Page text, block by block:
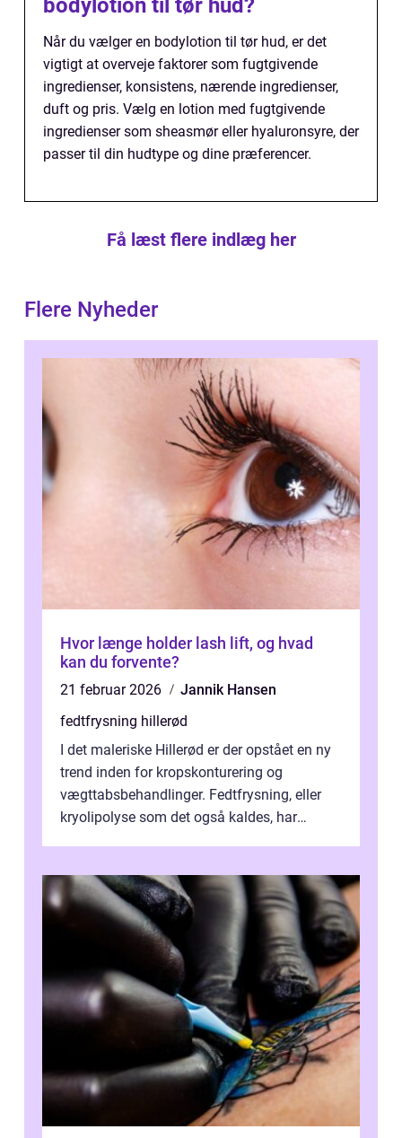
bodylotion til tør hud?
Når du vælger en bodylotion til tør hud, er det
vigtigt at overveje faktorer som fugtgivende
ingredienser, konsistens, nærende ingredienser,
duft og pris. Vælg en lotion med fugtgivende
ingredienser som sheasmør eller hyaluronsyre, der
passer til din hudtype og dine præferencer.
Få læst flere indlæg her
Flere Nyheder
Hvor længe holder lash lift, og hvad
kan du forvente?
21 februar 2026
Jannik Hansen
fedtfrysning hillerød
I det maleriske Hillerød er der opstået en ny
trend inden for kropskonturering og
vægttabsbehandlinger. Fedtfrysning, eller
kryolipolyse som det også kaldes, har